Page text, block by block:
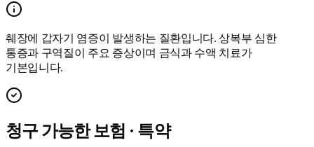
췌장에 갑자기 염증이 발생하는 질환입니다. 상복부 심한
통증과 구역질이 주요 증상이며 금식과 수액 치료가
기본입니다.
청구 가능한 보험 · 특약